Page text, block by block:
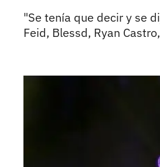
"Se tenía que decir y se
Feid, Blessd, Ryan